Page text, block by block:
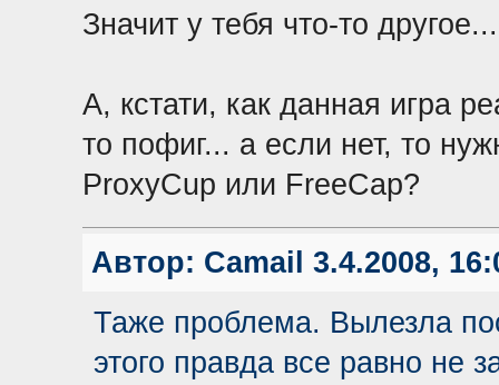
Значит у тебя что-то другое...
А, кстати, как данная игра
то пофиг... а если нет, то
ProxyCup или FreeCap?
Автор: Camail 3.4.2008,
Таже проблема. Вылезла
этого правда все равно не